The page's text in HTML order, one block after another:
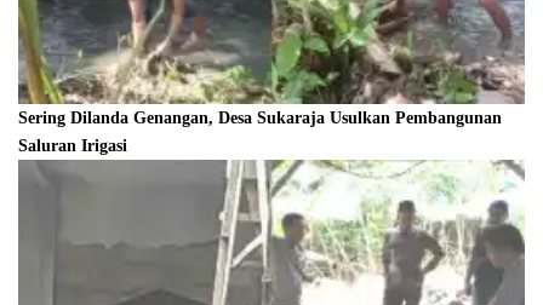
Sering Dilanda Genangan, Desa Sukaraja Usulkan Pembangunan
Saluran Irigasi